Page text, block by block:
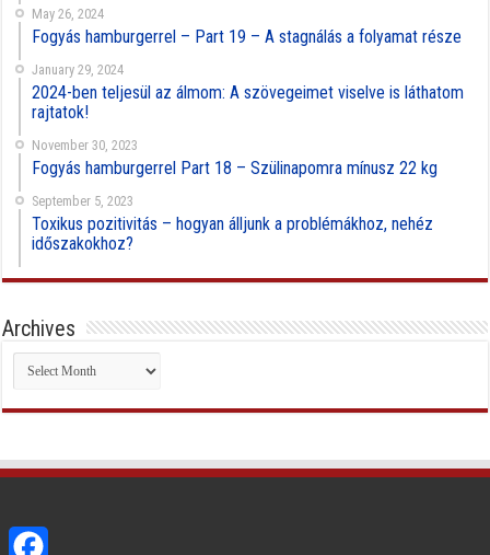
May 26, 2024
Fogyás hamburgerrel – Part 19 – A stagnálás a folyamat része
January 29, 2024
2024-ben teljesül az álmom: A szövegeimet viselve is láthatom
rajtatok!
November 30, 2023
Fogyás hamburgerrel Part 18 – Szülinapomra mínusz 22 kg
September 5, 2023
Toxikus pozitivitás – hogyan álljunk a problémákhoz, nehéz
időszakokhoz?
Archives
Archives